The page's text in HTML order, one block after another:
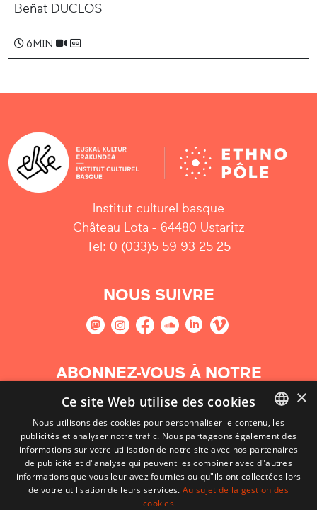
Beñat DUCLOS
6 min
Institut culturel basque
Château Lota - 64480 Ustaritz
Tel: 0 (033)5 59 93 25 25
NOUS SUIVRE
ABONNEZ-VOUS À NOTRE
NEWSLETTER
S'abonner
BASQUE
FRENCH
×
Ce site Web utilise des cookies
Nous utilisons des cookies pour personnaliser le contenu, les
publicités et analyser notre trafic. Nous partageons également des
informations sur votre utilisation de notre site avec nos partenaires
de publicité et d"analyse qui peuvent les combiner avec d"autres
informations que vous leur avez fournies ou qu"ils ont collectées lors
de votre utilisation de leurs services.Au sujet de la gestion des
cookies